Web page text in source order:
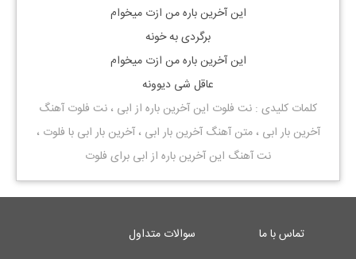
این آخرین باره من ازت میخوام
برگردی به خونه
این آخرین باره من ازت میخوام
عاقل شی دیوونه
کلمات کلیدی : نت فلوت این آخرین باره از ابی ، نت فلوت آهنگ
آخرین بار ابی ، متن آهنگ آخرین بار ابی ، آخرین بار ابی با فلوت ،
نت آهنگ این آخرین باره از ابی برای فلوت
تماس با ما
سوالات متداول